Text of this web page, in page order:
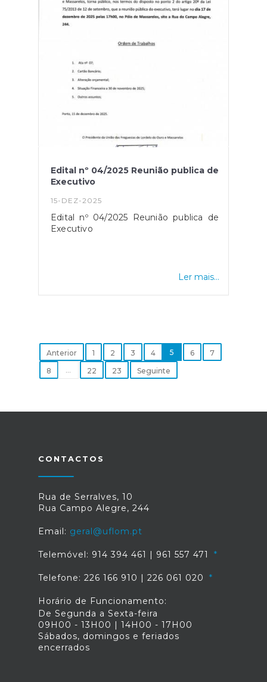
Edital nº 04/2025 Reunião publica de
Executivo
15-DEZ-2025
Edital nº 04/2025 Reunião publica de
Executivo
Ler mais...
Anterior 1 2 3 4 5 6
7
8
... 22 23 Seguinte
CONTACTOS
Rua de Serralves, 10
Rua Campo Alegre, 244
Email: geral@uflom.pt
Telemóvel: 914 394 461 | 961 557 471
Telefone: 226 166 910 | 226 061 020
Horário de Funcionamento:
De Segunda a Sexta-feira
09H00 - 13H00 | 14H00 - 17H00
Sábados, domingos e feriados
encerrados